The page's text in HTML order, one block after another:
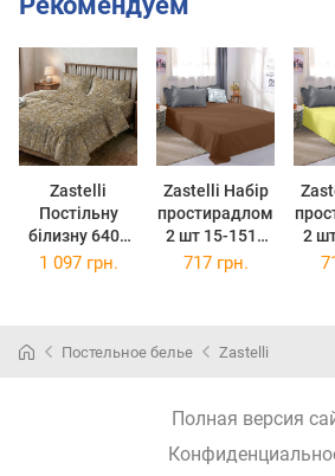
Zastelli
Постільну
білизну 6406
Сірі візерунки
Zastelli Набір
простирадлом
2 шт 15-1511
Mahogany
2 шт 12-
1 097 грн. 717 грн.
Постельное белье Zastelli
Полная версия